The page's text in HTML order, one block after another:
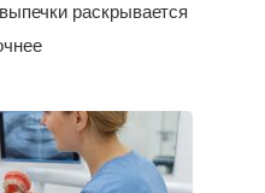
раскрывается